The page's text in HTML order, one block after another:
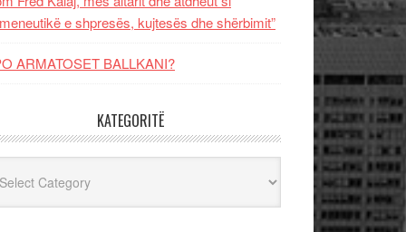
e shpresës, kujtesës dhe shërbimit”
ARMATOSET BALLKANI?
KATEGORITË